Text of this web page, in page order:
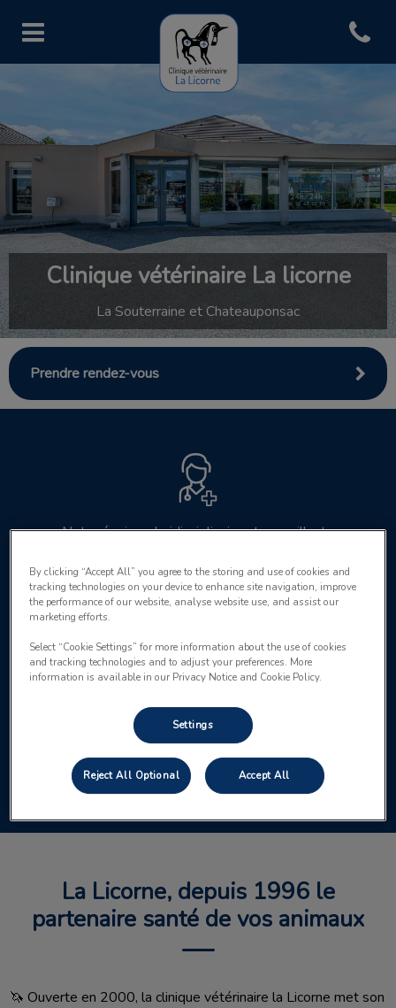
Page d'accueil de Clinique
Open
Clinique vétérinaire La licorne
La Souterraine et Chateauponsac
Prendre rendez-vous
Notre équipe pluridisciplinaire et accueillante
Apporter des soins de qualité à votre compagnon
Urgences
La Licorne, depuis 1996 le
partenaire santé de vos animaux
🦄 Ouverte en 2000, la clinique vétérinaire la Licorne met son
By clicking “Accept All” you agree to the storing and use of cookies and
tracking technologies on your device to enhance site navigation, improve
the performance of our website, analyse website use, and assist our
marketing efforts.
Select “Cookie Settings” for more information about the use of cookies
and tracking technologies and to adjust your preferences. More
information is available in our Privacy Notice and Cookie Policy.
Settings
Reject All Optional Accept All